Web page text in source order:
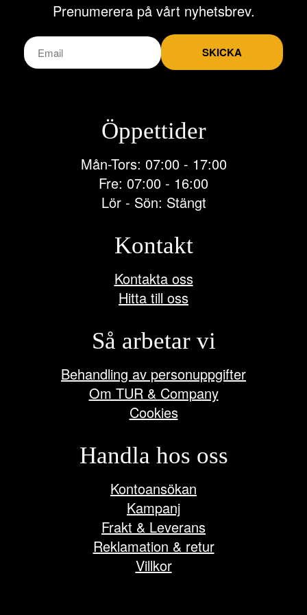
Prenumerera på vårt nyhetsbrev.
SKICKA
Öppettider
Mån-Tors: 07:00 - 17:00
Fre: 07:00 - 16:00
Lör - Sön: Stängt
Kontakt
Kontakta oss
Hitta till oss
Så arbetar vi
Behandling av personuppgifter
Om TUR & Company
Cookies
Handla hos oss
Kontoansökan
Kampanj
Frakt & Leverans
Reklamation & retur
Villkor